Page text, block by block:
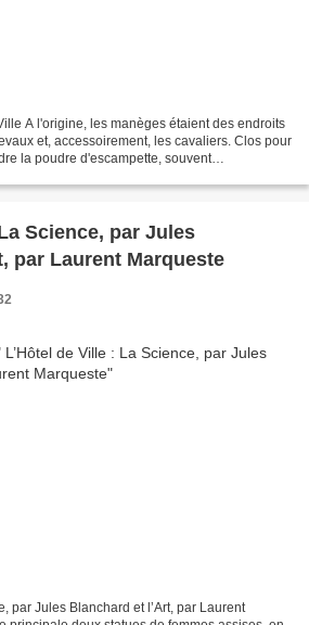
A l'origine, les manèges étaient des endroits
et, accessoirement, les cavaliers. Clos pour
la poudre d'escampette, souvent
Science, par Jules
par Laurent Marqueste
par Jules Blanchard et l’Art, par Laurent